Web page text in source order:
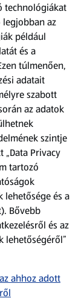
technológiákat
az
például
és a
túlmenően,
adatait
szabott
az adatok
szintje
„Data Privacy
tartozó
lehetősége és a
Bővebb
és az
lehetőségéről”
ahhoz adott